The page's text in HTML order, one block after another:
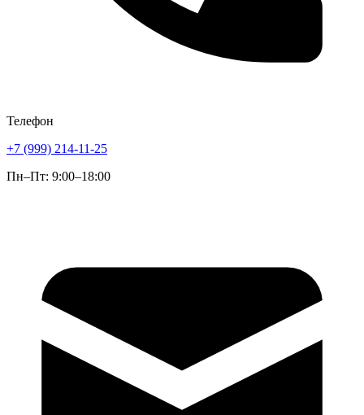
Телефон
+7 (999) 214-11-25
Пн–Пт: 9:00–18:00